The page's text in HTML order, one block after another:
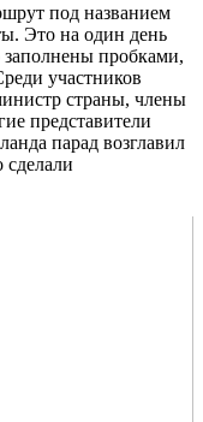
под названием
Это на один день
заполнены пробками,
участников
страны, члены
представители
парад возглавил